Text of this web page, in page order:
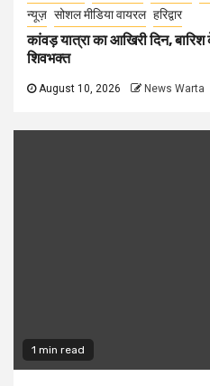
न्यूज़ सोशल मीडिया वायरल हरिद्वार
कांवड़ यात्रा का आखिरी दिन,
शिवभक्त
August 10, 2026 News Warta
1 min read